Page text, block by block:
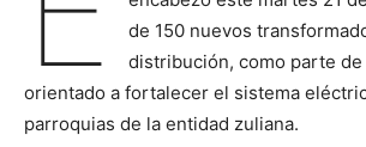
de 150 nuevos
distribución, como parte de
orientado a fortalecer el sistema
parroquias de la entidad zuliana.